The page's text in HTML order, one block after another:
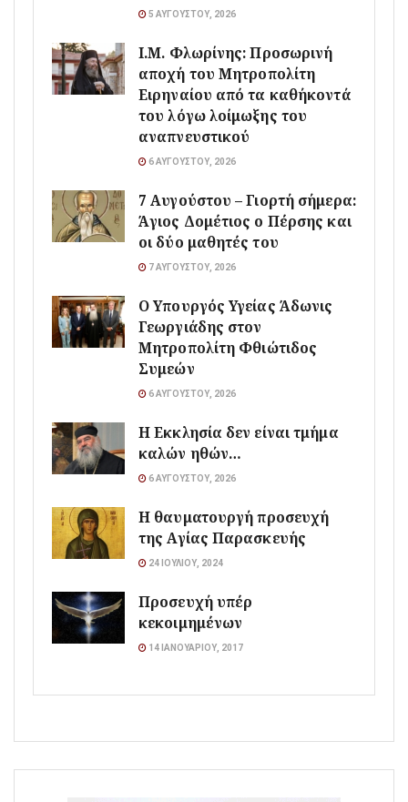
5 ΑΥΓΟΎΣΤΟΥ, 2026
Ι.Μ. Φλωρίνης: Προσωρινή
αποχή του Μητροπολίτη
Ειρηναίου από τα καθήκοντά
του λόγω λοίμωξης του
αναπνευστικού
6 ΑΥΓΟΎΣΤΟΥ, 2026
7 Αυγούστου – Γιορτή σήμερα:
Άγιος Δομέτιος ο Πέρσης και
οι δύο μαθητές του
7 ΑΥΓΟΎΣΤΟΥ, 2026
O Υπουργός Υγείας Άδωνις
Γεωργιάδης στον
Μητροπολίτη Φθιώτιδος
Συμεών
6 ΑΥΓΟΎΣΤΟΥ, 2026
Η Εκκλησία δεν είναι τμήμα
καλών ηθών…
6 ΑΥΓΟΎΣΤΟΥ, 2026
Η θαυματουργή προσευχή
της Αγίας Παρασκευής
24 ΙΟΥΛΊΟΥ, 2024
Προσευχή υπέρ
κεκοιμημένων
14 ΙΑΝΟΥΑΡΊΟΥ, 2017